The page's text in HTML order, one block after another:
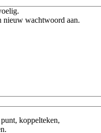
nieuw wachtwoord aan.
koppelteken,